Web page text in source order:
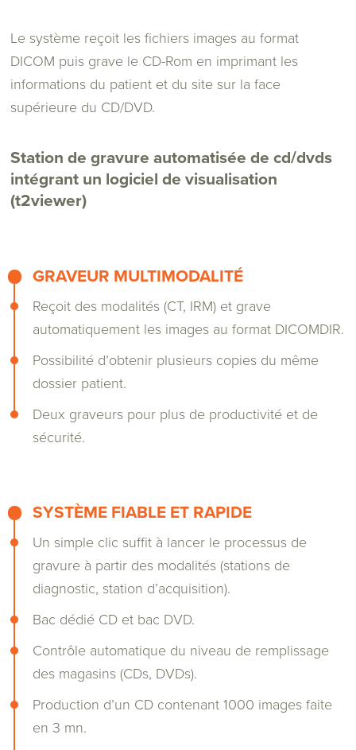
Le système reçoit les fichiers images au format
DICOM puis grave le CD-Rom en imprimant les
informations du patient et du site sur la face
supérieure du CD/DVD.
Station de gravure automatisée de cd/dvds
intégrant un logiciel de visualisation
(t2viewer)
GRAVEUR MULTIMODALITÉ
Reçoit des modalités (CT, IRM) et grave
automatiquement les images au format DICOMDIR.
Possibilité d’obtenir plusieurs copies du même
dossier patient.
Deux graveurs pour plus de productivité et de
sécurité.
SYSTÈME FIABLE ET RAPIDE
Un simple clic suffit à lancer le processus de
gravure à partir des modalités (stations de
diagnostic, station d’acquisition).
Bac dédié CD et bac DVD.
Contrôle automatique du niveau de remplissage
des magasins (CDs, DVDs).
Production d’un CD contenant 1000 images faite
en 3 mn.